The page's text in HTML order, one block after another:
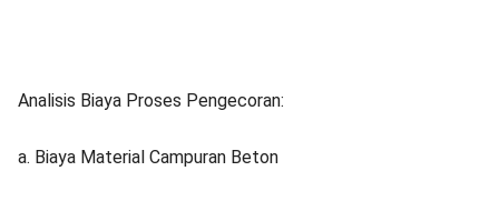
Analisis Biaya Proses Pengecoran:
a. Biaya Material Campuran Beton